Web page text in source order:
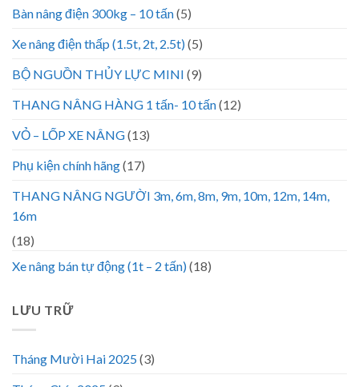
Bàn nâng điện 300kg – 10 tấn(5)
Xe nâng điện thấp (1.5t, 2t, 2.5t)(5)
BỘ NGUỒN THỦY LỰC MINI (9)
THANG NÂNG HÀNG 1 tấn- 10 tấn(12)
VỎ – LỐP XE NÂNG(13)
Phụ kiện chính hãng(17)
THANG NÂNG NGƯỜI 3m, 6m, 8m, 9m, 10m, 12m, 14m,
16m
(18)
Xe nâng bán tự động (1t – 2 tấn)(18)
LƯU TRỮ
Tháng Mười Hai 2025(3)